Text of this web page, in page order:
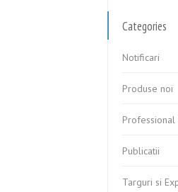
Categories
Notificari
Produse noi
Professional
Publicatii
Targuri si